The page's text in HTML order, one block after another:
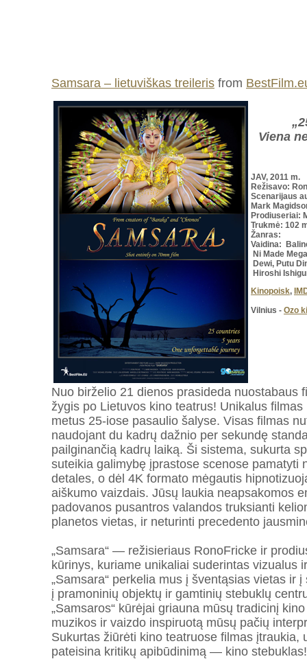
Samsara – lietuviškas treileris from
Viena
JAV, 2011 m.
Režisavo:
Scenarijaus
Mark
Prodiuseriai:
Trukmė: 102
Žanras:
Vaidina:
Ni Made
Dewi, Putu
Hiroshi
Kinopoisk,
Vilnius - Ozo
Nuo birželio 21 dienos prasideda nuostabaus
žygis po Lietuvos kino teatrus! Unikalus
metus 25-iose pasaulio šalyse. Visas filmas
naudojant du kadrų dažnio per sekundę
pailginančią kadrų laiką. Ši sistema, sukurta
suteikia galimybę įprastose scenose pamatyti
detales, o dėl 4K formato mėgautis
aiškumo vaizdais. Jūsų laukia neapsakomos
padovanos pusantros valandos truksianti
planetos vietas, ir neturinti precedento
„Samsara“ — režisieriaus RonoFricke ir
kūrinys, kuriame unikaliai suderintas vizualus
„Samsara“ perkelia mus į šventąsias vietas ir
į pramoninių objektų ir gamtinių stebuklų
„Samsaros“ kūrėjai griauna mūsų tradicinį
muzikos ir vaizdo inspiruotą mūsų pačių
Sukurtas žiūrėti kino teatruose filmas įtraukia,
pateisina kritikų apibūdinimą — kino stebuklas!